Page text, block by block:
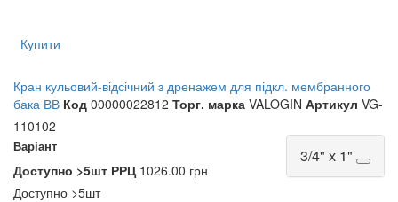
Купити
Кран кульовий-відсічний з дренажем для підкл. мембранного
бака ВВ Код 00000022812 Торг. марка VALOGIN Артикул VG-
110102
Варіант 3/4" х 1"
Доступно >5шт РРЦ1026.00 грн
Доступно >5шт